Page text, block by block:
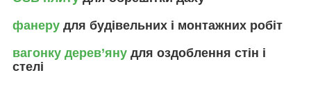
фанеру для будівельних і монтажних робіт
вагонку дерев’яну для оздоблення стін і
стелі